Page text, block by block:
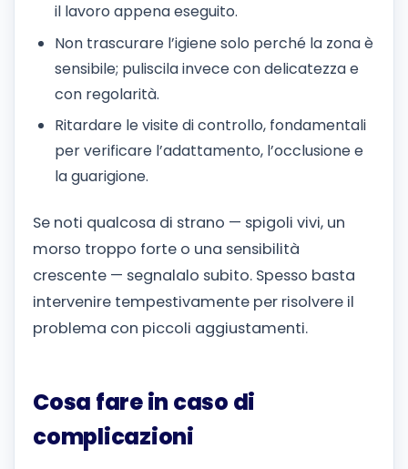
il lavoro appena eseguito.
Non trascurare l’igiene solo perché la zona è
sensibile; puliscila invece con delicatezza e
con regolarità.
Ritardare le visite di controllo, fondamentali
per verificare l’adattamento, l’occlusione e
la guarigione.
Se noti qualcosa di strano — spigoli vivi, un
morso troppo forte o una sensibilità
crescente — segnalalo subito. Spesso basta
intervenire tempestivamente per risolvere il
problema con piccoli aggiustamenti.
Cosa fare in caso di
complicazioni